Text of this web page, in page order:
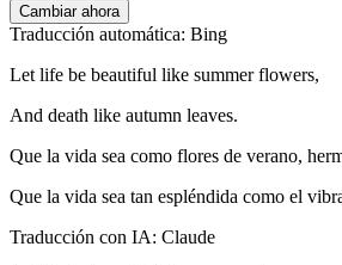
Cambiar ahora
Traducción automática: Bing
Let life be beautiful like summer flowers,
And death like autumn leaves.
Que la vida sea como flores de verano,
Que la vida sea tan espléndida como el
Traducción con IA: Claude